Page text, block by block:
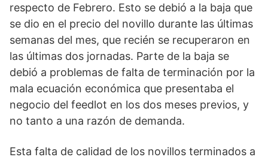
respecto de Febrero. Esto se debió a la baja que
se dio en el precio del novillo durante las últimas
semanas del mes, que recién se recuperaron en
las últimas dos jornadas. Parte de la baja se
debió a problemas de falta de terminación por la
mala ecuación económica que presentaba el
negocio del feedlot en los dos meses previos, y
no tanto a una razón de demanda.
Esta falta de calidad de los novillos terminados a